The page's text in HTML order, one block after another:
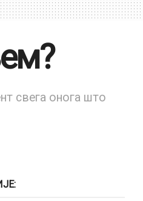
свега онога што